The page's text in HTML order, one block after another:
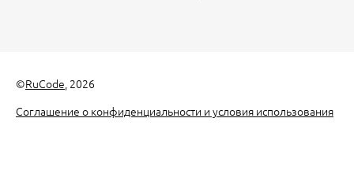
©RuCode , 2026
Соглашение о конфиденциальности и условия использования